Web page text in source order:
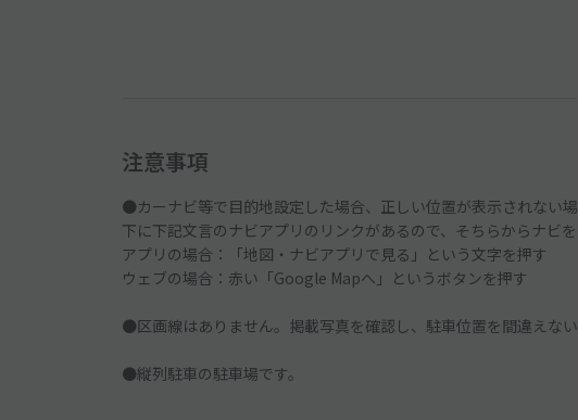
注意事項
●カーナビ等で目的地設定した場合、正しい位置が表示されない
下に下記文言のナビアプリのリンクがあるので、そちらからナビを
アプリの場合：「地図・ナビアプリで見る」という文字を押す
ウェブの場合：赤い「Google Mapへ」というボタンを押す
●区画線はありません。掲載写真を確認し、駐車位置を間違えない
●縦列駐車の駐車場です。